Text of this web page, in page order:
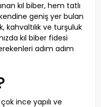
kıl biber, hem tatlı
geniş yer bulan
kahvaltılık ve turşuluk
kıl biber fidesi
adım adım
ince yapılı ve